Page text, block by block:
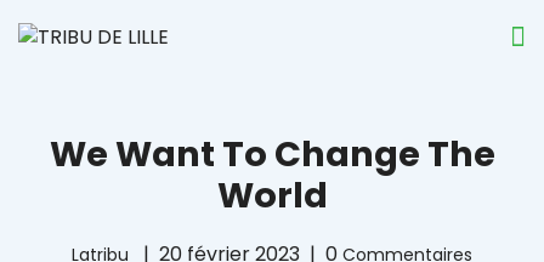
We Want To Change The
World
Latribu 20 février 2023 0 Commentaires